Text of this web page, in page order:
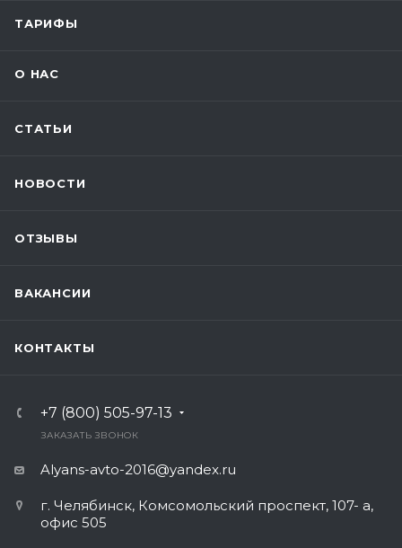
ТАРИФЫ
О НАС
СТАТЬИ
НОВОСТИ
ОТЗЫВЫ
ВАКАНСИИ
КОНТАКТЫ
+7 (800) 505-97-13
ЗАКАЗАТЬ ЗВОНОК
Alyans-avto-2016@yandex.ru
г. Челябинск, Комсомольский проспект, 107- а,
офис 505